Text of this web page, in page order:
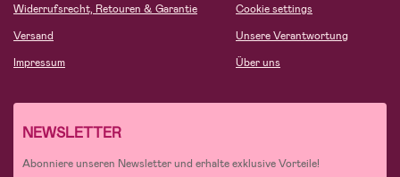
Widerrufsrecht, Retouren & Garantie
Versand
Impressum
Cookie settings
Unsere Verantwortung
Über uns
NEWSLETTER
Abonniere unseren Newsletter und erhalte exklusive Vorteile!